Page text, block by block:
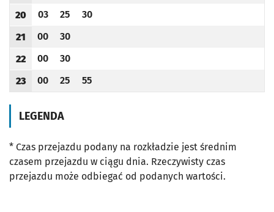
Godzina odjazdu
20
Odjazd
03
minut po godzinie 20
Odjazd
25
minut po godzinie 20
Odjazd
30
minut po godzinie 20
Godzina odjazdu
21
Odjazd
00
minut po godzinie 21
Odjazd
30
minut po godzinie 21
Godzina odjazdu
22
Odjazd
00
minut po godzinie 22
Odjazd
30
minut po godzinie 22
Godzina odjazdu
23
Odjazd
00
minut po godzinie 23
Odjazd
25
minut po godzinie 23
Odjazd
55
minut po godzinie 23
LEGENDA
* Czas przejazdu podany na rozkładzie jest średnim
czasem przejazdu w ciągu dnia. Rzeczywisty czas
przejazdu może odbiegać od podanych wartości.